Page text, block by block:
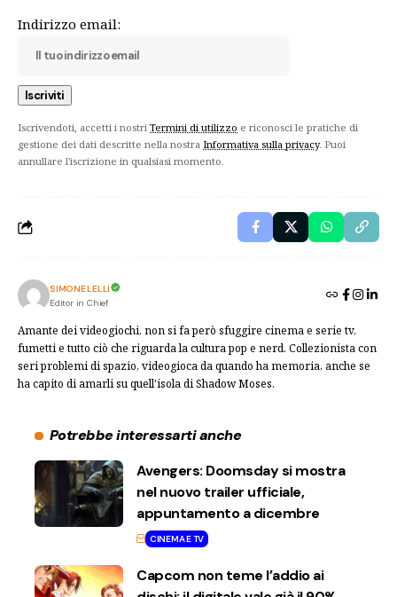
Indirizzo email:
Iscrivendoti, accetti i nostri Termini di utilizzo e riconosci le pratiche di
gestione dei dati descritte nella nostra Informativa sulla privacy. Puoi
annullare l'iscrizione in qualsiasi momento.
SIMONE LELLI
Editor in Chief
Amante dei videogiochi, non si fa però sfuggire cinema e serie tv,
fumetti e tutto ciò che riguarda la cultura pop e nerd. Collezionista con
seri problemi di spazio, videogioca da quando ha memoria, anche se
ha capito di amarli su quell'isola di Shadow Moses.
Potrebbe interessarti anche
Avengers: Doomsday si mostra
nel nuovo trailer ufficiale,
appuntamento a dicembre
CINEMA E TV
Capcom non teme l’addio ai